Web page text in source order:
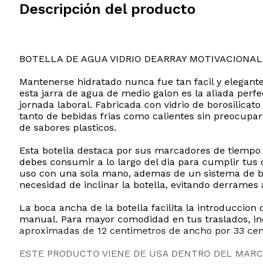
Descripción del producto
BOTELLA DE AGUA VIDRIO DEARRAY
Mantenerse hidratado nunca fue tan facil y
esta jarra de agua de medio galon es la aliada
jornada laboral. Fabricada con vidrio de
tanto de bebidas frias como calientes sin
de sabores plasticos.
Esta botella destaca por sus marcadores de
debes consumir a lo largo del dia para cumplir
uso con una sola mano, ademas de un sistema
necesidad de inclinar la botella, evitando derrames
La boca ancha de la botella facilita la
manual. Para mayor comodidad en tus traslados,
aproximadas de 12 centimetros de ancho por 33
ESTE PRODUCTO VIENE DE USA DENTRO DEL